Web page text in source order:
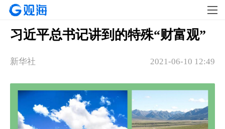
习近平总书记讲到的特殊“财富观”
2021-06-10 12:49
新华社